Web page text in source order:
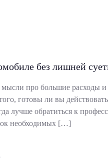
без лишней
про большие расходы
готовы ли вы
лучше обратиться к
необходимых […]